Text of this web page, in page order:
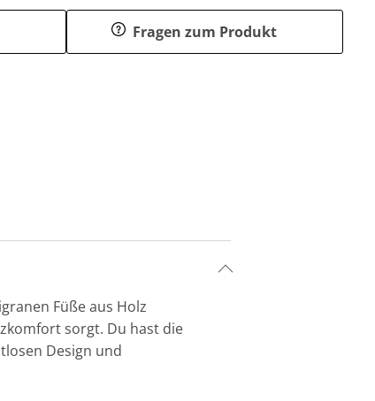
Fragen zum Produkt
Füße aus Holz
sorgt. Du hast die
Design und